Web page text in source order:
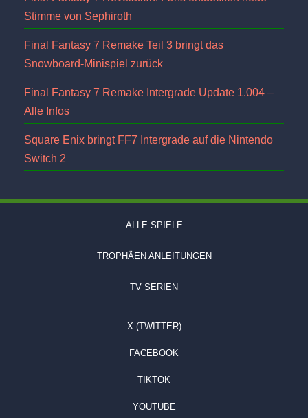
Stimme von Sephiroth
Final Fantasy 7 Remake Teil 3 bringt das
Snowboard-Minispiel zurück
Final Fantasy 7 Remake Intergrade Update 1.004 –
Alle Infos
Square Enix bringt FF7 Intergrade auf die Nintendo
Switch 2
ALLE SPIELE
TROPHÄEN ANLEITUNGEN
TV SERIEN
X (TWITTER)
FACEBOOK
TIKTOK
YOUTUBE